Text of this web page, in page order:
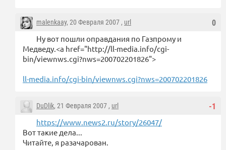
0
malenkaay, 20 Февраля 2007 , url
Ну вот пошли оправдания по Газпрому и
Медведу.<a href="http://ll-media.info/cgi-
bin/viewnws.cgi?nws=200702201826">
ll-media.info/cgi-bin/viewnws.cgi?nws=200702201826
-1
DuDlik, 21 Февраля 2007 , url
https://www.news2.ru/story/26047/
Вот такие дела...
Читайте, я разачарован.